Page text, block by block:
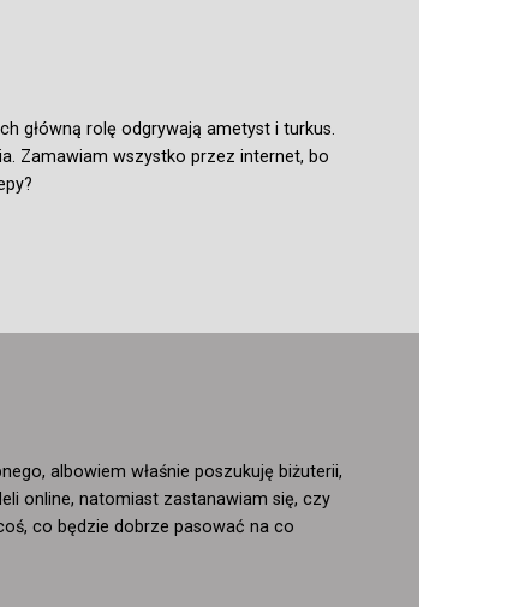
główną rolę odgrywają ametyst i turkus.
Zamawiam wszystko przez internet, bo
albowiem właśnie poszukuję biżuterii,
online, natomiast zastanawiam się, czy
co będzie dobrze pasować na co